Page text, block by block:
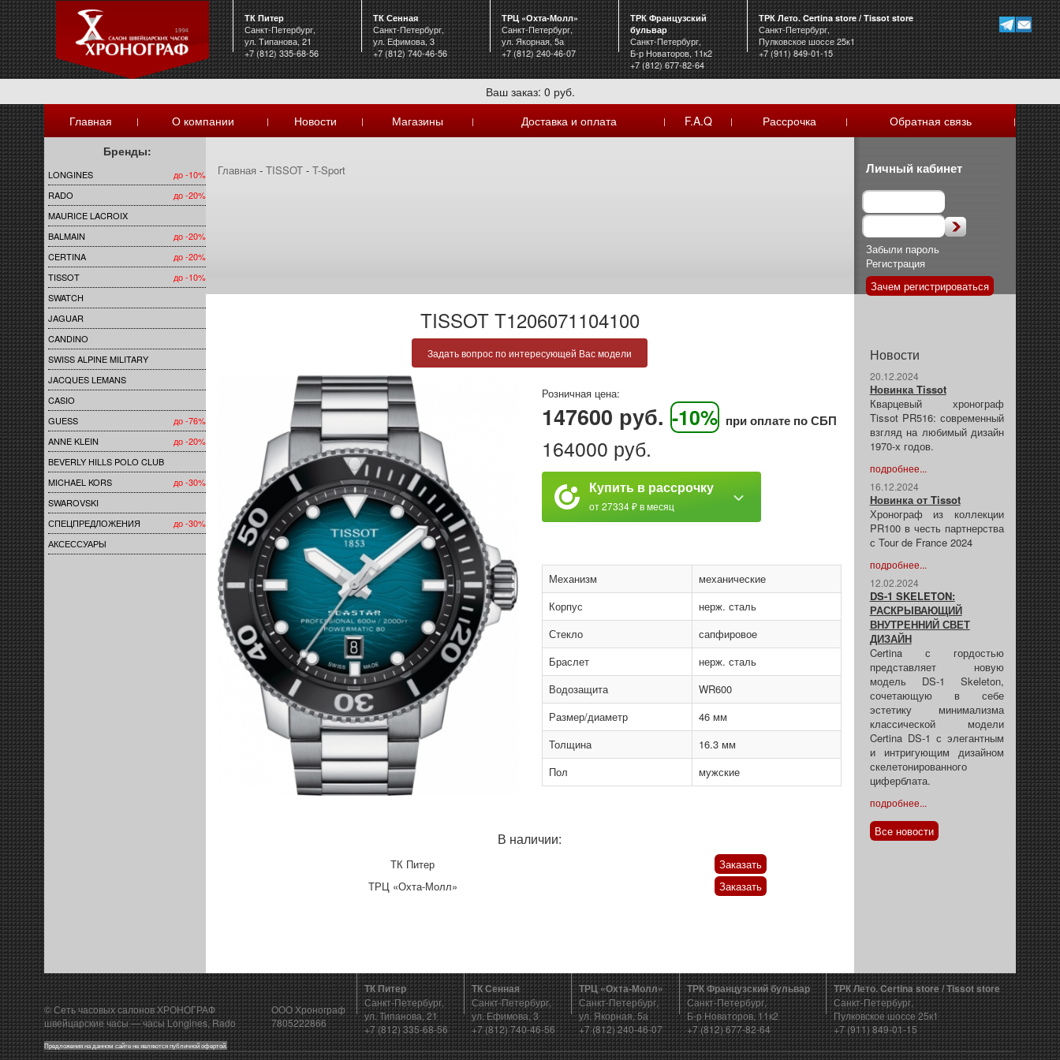
ТК Питер
Санкт-Петербург,
ул. Типанова, 21
+7 (812) 335-68-56
ТК Сенная
Санкт-Петербург,
ул. Ефимова, 3
+7 (812) 740-46-56
ТРЦ «Охта-Молл»
Санкт-Петербург,
ул. Якорная, 5а
+7 (812) 240-46-07
ТРК Французский
бульвар
Санкт-Петербург,
Б-р Новаторов, 11к2
+7 (812) 677-82-64
ТРК Лето. Certina store / Tissot store
Санкт-Петербург,
Пулковское шоссе 25к1
+7 (911) 849-01-15
Ваш заказ: 0 руб.
Главная
| О компании | Новости | Магазины | Доставка и оплата | F.A.Q | Рассрочка | Обратная связь |
Бренды:
LONGINES
до -10%
RADO
до -20%
MAURICE LACROIX
BALMAIN
до -20%
CERTINA
до -20%
TISSOT
до -10%
SWATCH
JAGUAR
CANDINO
SWISS ALPINE MILITARY
JACQUES LEMANS
CASIO
GUESS
до -76%
ANNE KLEIN
до -20%
BEVERLY HILLS POLO CLUB
MICHAEL KORS
до -30%
SWAROVSKI
СПЕЦПРЕДЛОЖЕНИЯ
до -30%
АКСЕССУАРЫ
Главная -TISSOT -T-Sport
TISSOT T1206071104100
Задать вопрос по интересующей Вас модели
Розничная цена:
147600 руб. -10% при оплате по СБП
164000 руб.
Купить в рассрочку
от 27334 ₽ в месяц
Механизм
механические
Корпус
нерж. сталь
Стекло
сапфировое
Браслет
нерж. сталь
Водозащита
WR600
Размер/диаметр
46 мм
Толщина
16.3 мм
Пол
мужские
В наличии:
ТК Питер
Заказать
ТРЦ «Охта-Молл»
Заказать
Личный кабинет
Забыли пароль
Регистрация
Зачем регистрироваться
Новости
20.12.2024
Новинка Tissot
Кварцевый хронограф
Tissot PR516: современный
взгляд на любимый дизайн
1970-х годов.
подробнее...
16.12.2024
Новинка от Tissot
Хронограф из коллекции
PR100 в честь партнерства
с Tour de France 2024
подробнее...
12.02.2024
DS-1 SKELETON:
РАСКРЫВАЮЩИЙ
ВНУТРЕННИЙ СВЕТ
ДИЗАЙН
Certina с гордостью
представляет новую
модель DS-1 Skeleton,
сочетающую в себе
эстетику минимализма
классической модели
Certina DS-1 с элегантным
и интригующим дизайном
скелетонированного
циферблата.
подробнее...
Все новости
© Сеть часовых салонов ХРОНОГРАФ
швейцарские часы— часы Longines, Rado
Предложения на данном сайте не являются публичной офертой.
ООО Хронограф
7805222866
ТК Питер
Санкт-Петербург,
ул. Типанова, 21
+7 (812) 335-68-56
ТК Сенная
Санкт-Петербург,
ул. Ефимова, 3
+7 (812) 740-46-56
ТРЦ «Охта-Молл»
Санкт-Петербург,
ул. Якорная, 5а
+7 (812) 240-46-07
ТРК Французский бульвар
Санкт-Петербург,
Б-р Новаторов, 11к2
+7 (812) 677-82-64
ТРК Лето. Certina store / Tissot store
Санкт-Петербург,
Пулковское шоссе 25к1
+7 (911) 849-01-15